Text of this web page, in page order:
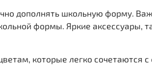
дополнять школьную форму.
формы. Яркие аксессуары,
которые легко сочетаются